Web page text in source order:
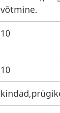
võtmine.
10
10